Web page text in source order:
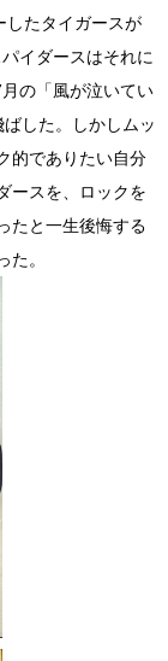
したタイガースが
イダースはそれに
の「風が泣いてい
した。しかしムッ
的でありたい自分
ースを、ロックを
たと一生後悔する
。